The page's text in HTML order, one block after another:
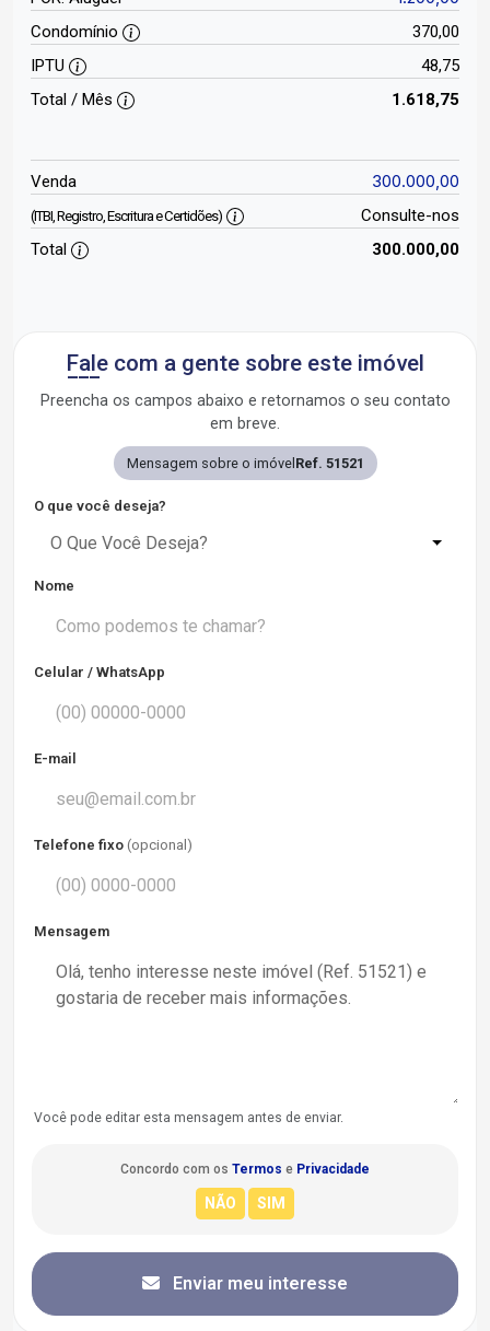
Condomínio
370,00
IPTU
48,75
Total / Mês
1.618,75
Venda 300.000,00
(ITBI, Registro, Escritura e Certidões)
Consulte-nos
Total
300.000,00
Fale com a gente sobre este imóvel
Preencha os campos abaixo e retornamos o seu contato
em breve.
Mensagem sobre o imóvel Ref. 51521
O que você deseja?
O Que Você Deseja?
Nome
Celular / WhatsApp
E-mail
Telefone fixo (opcional)
Mensagem
Você pode editar esta mensagem antes de enviar.
Concordo com os Termos e Privacidade
Enviar meu interesse